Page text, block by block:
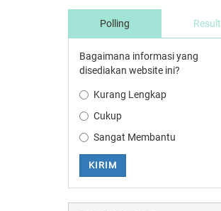
Polling Result
Bagaimana informasi yang
disediakan website ini?
Kurang Lengkap
Cukup
Sangat Membantu
KIRIM